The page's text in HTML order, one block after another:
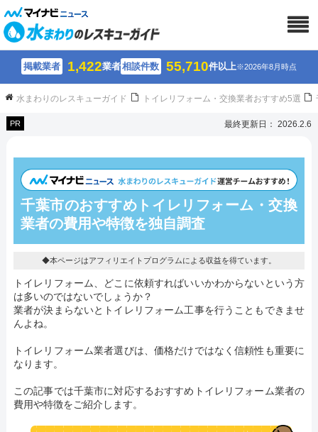
掲載業者 1,422業者相談件数 55,710件以上※2026年8月時点
水まわりのレスキューガイド トイレリフォーム・交換業者おすすめ5選
PR 最終更新日： 2026.2.6
千葉市のおすすめトイレリフォーム・交換
業者の費用や特徴を独自調査
◆本ページはアフィリエイトプログラムによる収益を得ています。
トイレリフォーム、どこに依頼すればいいかわからないという方
は多いのではないでしょうか？
業者が決まらないとトイレリフォーム工事を行うこともできませ
んよね。
トイレリフォーム業者選びは、価格だけではなく信頼性も重要に
なります。
この記事では千葉市に対応するおすすめトイレリフォーム業者の
費用や特徴をご紹介します。